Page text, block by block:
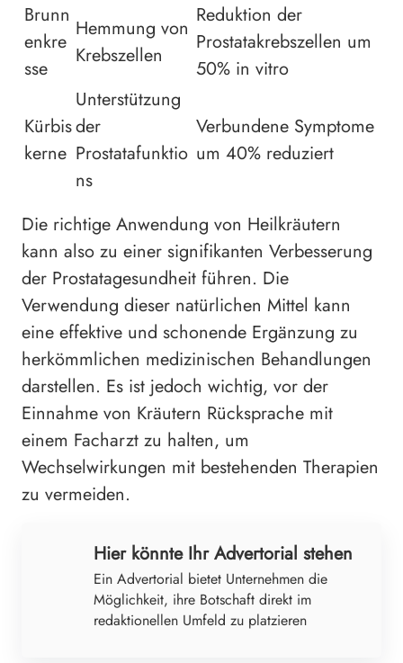
Brunn
enkre
sse
Hemmung von
Krebszellen
Reduktion der
Prostatakrebszellen um
50% in vitro
Kürbis
kerne
Unterstützung
der
Prostatafunktio
ns
Verbundene Symptome
um 40% reduziert
Die richtige Anwendung von Heilkräutern
kann also zu einer signifikanten Verbesserung
der Prostatagesundheit führen. Die
Verwendung dieser natürlichen Mittel kann
eine effektive und schonende Ergänzung zu
herkömmlichen medizinischen Behandlungen
darstellen. Es ist jedoch wichtig, vor der
Einnahme von Kräutern Rücksprache mit
einem Facharzt zu halten, um
Wechselwirkungen mit bestehenden Therapien
zu vermeiden.
Hier könnte Ihr Advertorial stehen
Ein Advertorial bietet Unternehmen die
Möglichkeit, ihre Botschaft direkt im
redaktionellen Umfeld zu platzieren